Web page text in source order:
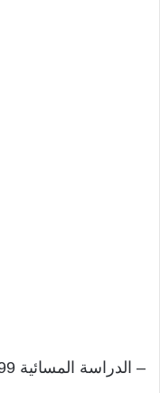
– الدراسة المسائية 1999).